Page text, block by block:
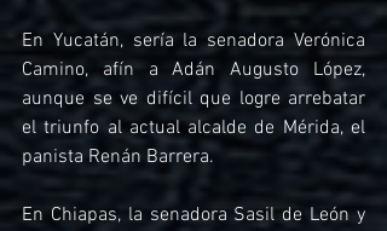
En Yucatán, sería la senadora Verónica
Camino, afín a Adán Augusto López,
aunque se ve difícil que logre arrebatar
el triunfo al actual alcalde de Mérida, el
panista Renán Barrera.
En Chiapas, la senadora Sasil de León y